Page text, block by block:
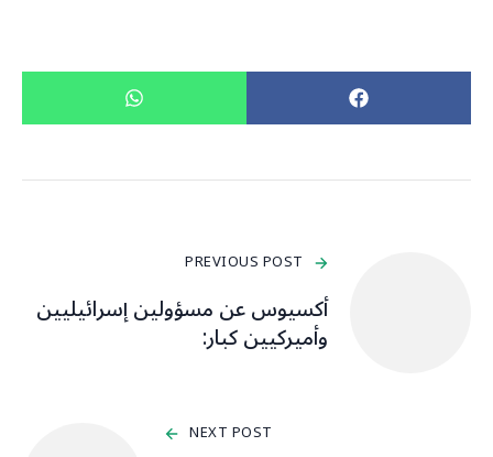
PREVIOUS POST
أكسيوس عن مسؤولين إسرائيليين
وأميركيين كبار:
NEXT POST